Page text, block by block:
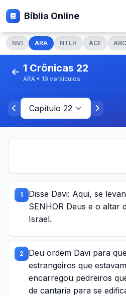
Bíblia Online
NVI ARA NTLH ACF ARC
1 Crônicas 22
ARA • 19 versículos
1
Disse Davi: Aqui, se
SENHOR Deus e o altar
Israel.
2
Deu ordem Davi para
estrangeiros que
encarregou pedreiros
de cantaria para se